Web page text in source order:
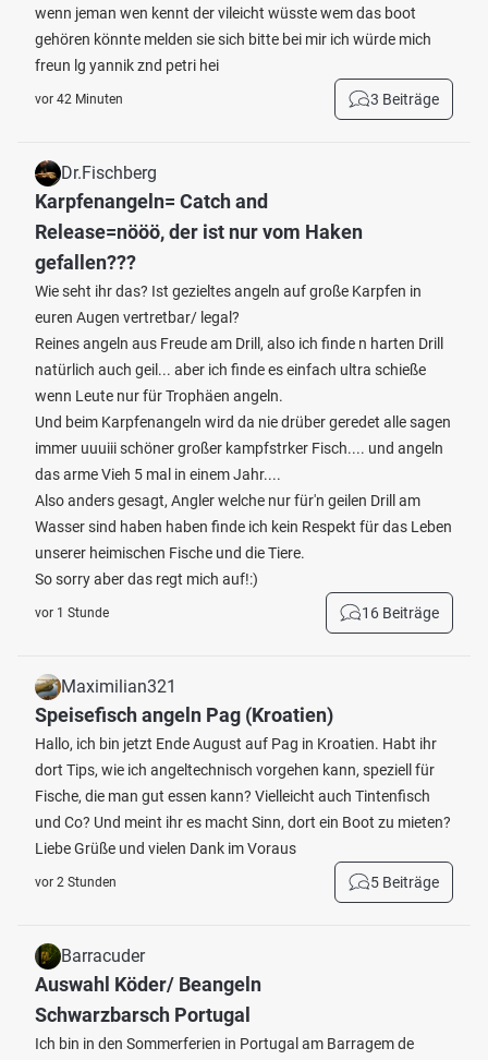
wenn jeman wen kennt der vileicht wüsste wem das boot
gehören könnte melden sie sich bitte bei mir ich würde mich
freun lg yannik znd petri hei
vor 42 Minuten 3 Beiträge
Dr.Fischberg
Karpfenangeln= Catch and
Release=nööö, der ist nur vom Haken
gefallen???
Wie seht ihr das? Ist gezieltes angeln auf große Karpfen in
euren Augen vertretbar/ legal?
Reines angeln aus Freude am Drill, also ich finde n harten Drill
natürlich auch geil... aber ich finde es einfach ultra schieße
wenn Leute nur für Trophäen angeln.
Und beim Karpfenangeln wird da nie drüber geredet alle sagen
immer uuuiii schöner großer kampfstrker Fisch.... und angeln
das arme Vieh 5 mal in einem Jahr....
Also anders gesagt, Angler welche nur für'n geilen Drill am
Wasser sind haben haben finde ich kein Respekt für das Leben
unserer heimischen Fische und die Tiere.
So sorry aber das regt mich auf!:)
vor 1 Stunde 16 Beiträge
Maximilian321
Speisefisch angeln Pag (Kroatien)
Hallo, ich bin jetzt Ende August auf Pag in Kroatien. Habt ihr
dort Tips, wie ich angeltechnisch vorgehen kann, speziell für
Fische, die man gut essen kann? Vielleicht auch Tintenfisch
und Co? Und meint ihr es macht Sinn, dort ein Boot zu mieten?
Liebe Grüße und vielen Dank im Voraus
vor 2 Stunden 5 Beiträge
Barracuder
Auswahl Köder/ Beangeln
Schwarzbarsch Portugal
Ich bin in den Sommerferien in Portugal am Barragem de